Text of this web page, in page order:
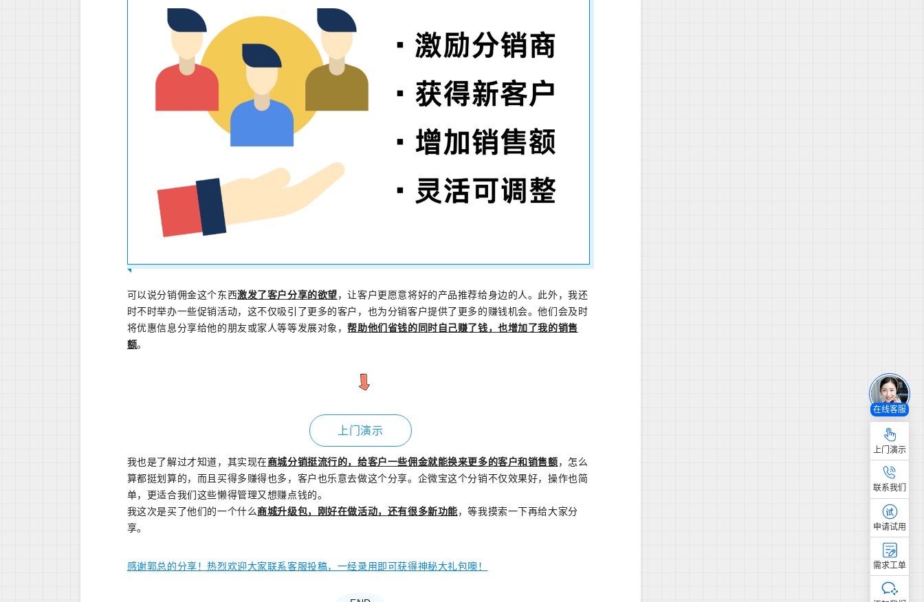
可以说分销佣金这个东西激发了客户分享的欲望，让客户更愿意将好的产品推荐给身边的人。此外，我还
时不时举办一些促销活动，这不仅吸引了更多的客户，也为分销客户提供了更多的赚钱机会。他们会及时
将优惠信息分享给他的朋友或家人等等发展对象，帮助他们省钱的同时自己赚了钱，也增加了我的销售
额。
上门演示
我也是了解过才知道，其实现在商城分销挺流行的，给客户一些佣金就能换来更多的客户和销售额，怎么
算都挺划算的，而且买得多赚得也多，客户也乐意去做这个分享。企微宝这个分销不仅效果好，操作也简
单，更适合我们这些懒得管理又想赚点钱的。
我这次是买了他们的一个什么商城升级包，刚好在做活动，还有很多新功能，等我摸索一下再给大家分
享。
感谢郭总的分享！热烈欢迎大家联系客服投稿，一经录用即可获得神秘大礼包噢！
在线客服
上门演示
联系我们
申请试用
需求工单